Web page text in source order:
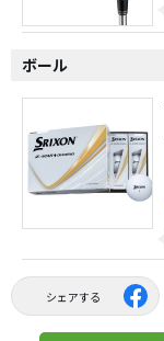
ボール
シェアする